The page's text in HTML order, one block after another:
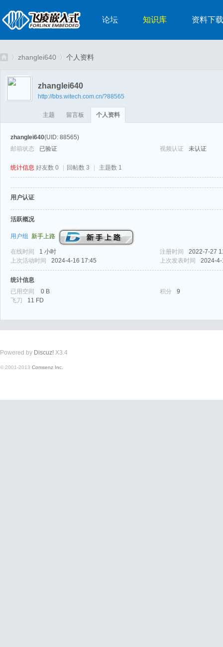
论坛 知识库 资料下载
嵌›
zhanglei640
›
个人资料
zhanglei640
http://bbs.witech.com.cn/?88565
主题 留言板 个人资料
zhanglei640(UID: 88565)
邮箱状态
已验证 视频认证 未认证
统计信息 好友数 0 回帖数 3 主题数 1
用户认证
活跃概况
用户组 新手上路
在线时间 1 小时 注册时间
2022-7-27
上次活动时间
2024-4-16 17:45 上次发表时间 2024-
统计信息
已用空间
0 B 积分
9
飞刀
11 FD
Powered by Discuz! X3.4
© 2001-2013 Comsenz Inc.